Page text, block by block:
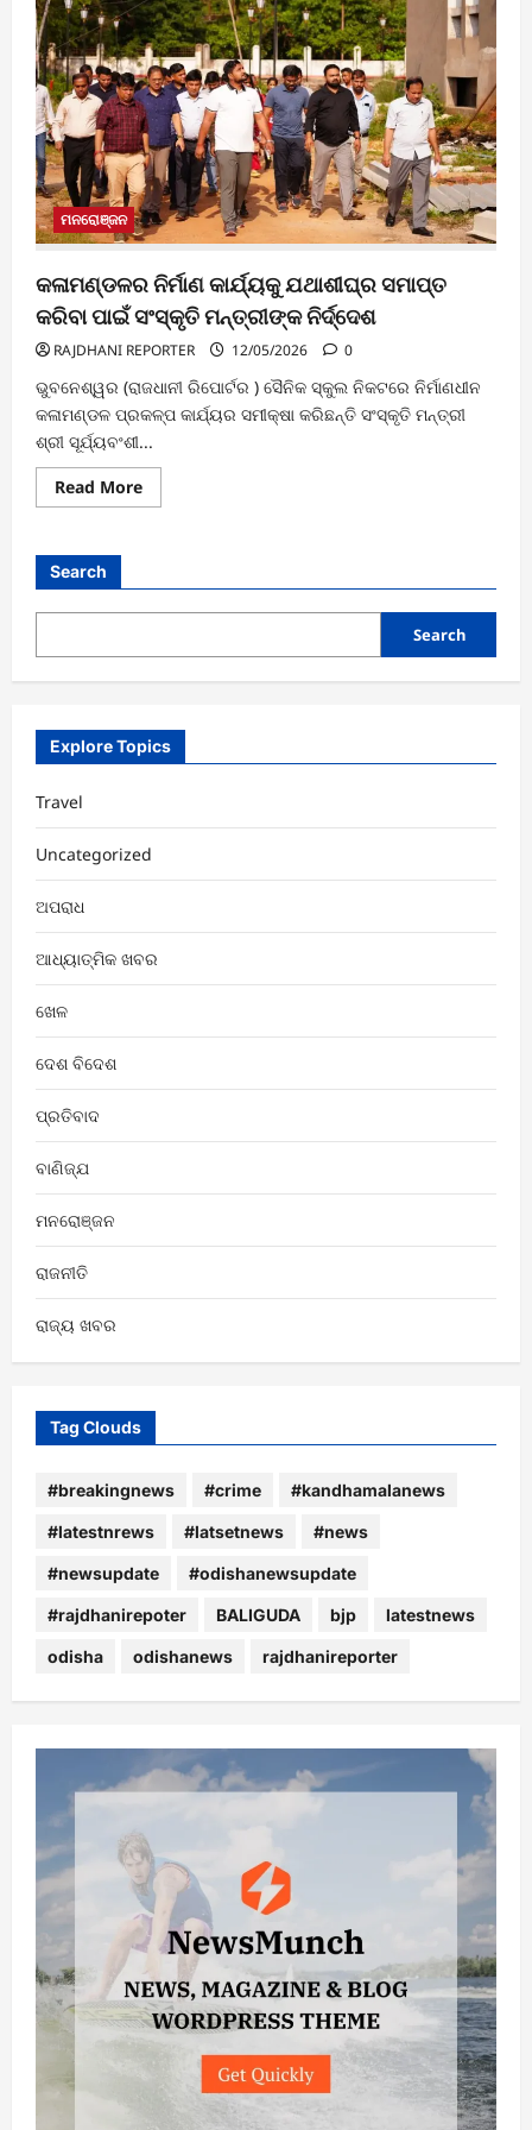
ମନରୋଞ୍ଜନ
କଳାମଣ୍ଡଳର ନିର୍ମାଣ କାର୍ଯ୍ୟକୁ ଯଥାଶୀଘ୍ର ସମାପ୍ତ
କରିବା ପାଇଁ ସଂସ୍କୃତି ମନ୍ତ୍ରୀଙ୍କ ନିର୍ଦ୍ଦେଶ
RAJDHANI REPORTER 12/05/2026 0
ଭୁବନେଶ୍ୱର (ରାଜଧାନୀ ରିପୋର୍ଟର ) ସୈନିକ ସ୍କୁଲ ନିକଟରେ ନିର୍ମାଣଧୀନ
କଳାମଣ୍ଡଳ ପ୍ରକଳ୍ପ କାର୍ଯ୍ୟର ସମୀକ୍ଷା କରିଛନ୍ତି ସଂସ୍କୃତି ମନ୍ତ୍ରୀ
ଶ୍ରୀ ସୂର୍ଯ୍ୟବଂଶୀ...
Read MoreRead
more
ଯଥାଶୀଘ୍ର
କରିବା
ସଂସ୍କୃତି
ନିର୍ଦ୍ଦେଶ
Search
Search
Explore Topics
Travel
Uncategorized
ଅପରାଧ
ଆଧ୍ୟାତ୍ମିକ ଖବର
ଖେଳ
ଦେଶ ବିଦେଶ
ପ୍ରତିବାଦ
ବାଣିଜ୍ଯ
ମନରୋଞ୍ଜନ
ରାଜନୀତି
ରାଜ୍ୟ ଖବର
Tag Clouds
#breakingnews #crime #kandhamalanews
#latestnrews #latsetnews #news
#newsupdate #odishanewsupdate
#rajdhanirepoter BALIGUDA bjp latestnews
odisha odishanews rajdhanireporter